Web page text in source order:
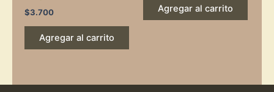
$3.700
Agregar al carrito
Agregar al carrito